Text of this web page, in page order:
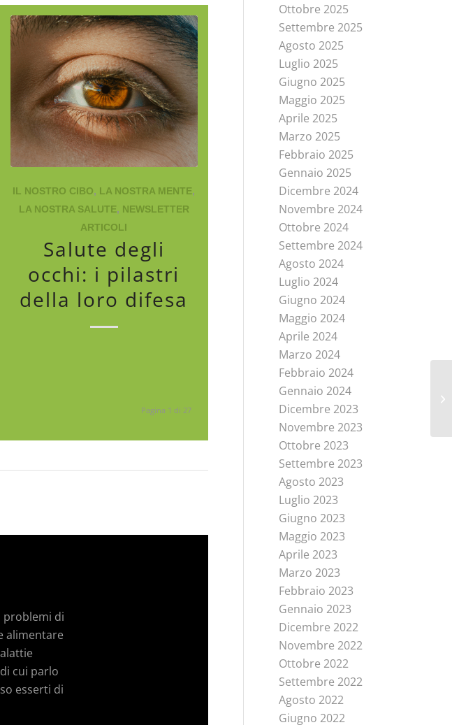
IL NOSTRO CIBO, LA NOSTRA MENTE,
LA NOSTRA SALUTE, NEWSLETTER
ARTICOLI
Salute degli
occhi: i pilastri
della loro difesa
Pagina 1 di 27
problemi di
alimentare
cui parlo
esserti di
Ottobre 2025
Settembre 2025
Agosto 2025
Luglio 2025
Giugno 2025
Maggio 2025
Aprile 2025
Marzo 2025
Febbraio 2025
Gennaio 2025
Dicembre 2024
Novembre 2024
Ottobre 2024
Settembre 2024
Agosto 2024
Luglio 2024
Giugno 2024
Maggio 2024
Aprile 2024
Marzo 2024
Febbraio 2024
Gennaio 2024
Dicembre 2023
Novembre 2023
Ottobre 2023
Settembre 2023
Agosto 2023
Luglio 2023
Giugno 2023
Maggio 2023
Aprile 2023
Marzo 2023
Febbraio 2023
Gennaio 2023
Dicembre 2022
Novembre 2022
Ottobre 2022
Settembre 2022
Agosto 2022
Giugno 2022